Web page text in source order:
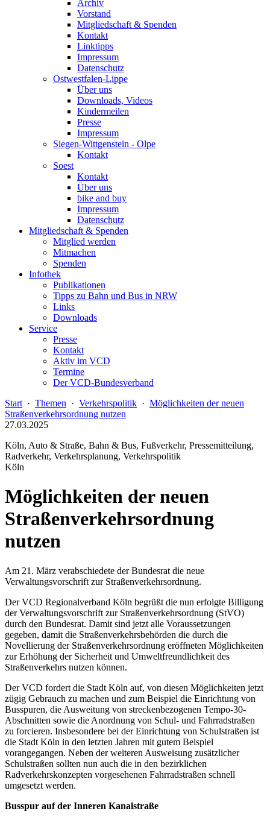
Archiv
Vorstand
Mitgliedschaft & Spenden
Kontakt
Linktipps
Impressum
Datenschutz
Ostwestfalen-Lippe
Über uns
Downloads, Videos
Kindermeilen
Presse
Impressum
Siegen-Wittgenstein - Olpe
Kontakt
Soest
Kontakt
Über uns
bike and buy
Impressum
Datenschutz
Mitgliedschaft & Spenden
Mitglied werden
Mitmachen
Spenden
Infothek
Publikationen
Tipps zu Bahn und Bus in NRW
Links
Downloads
Service
Presse
Kontakt
Aktiv im VCD
Termine
Der VCD-Bundesverband
Start · Themen · Verkehrspolitik · Möglichkeiten der neuen
Straßenverkehrsordnung nutzen
27.03.2025
Köln, Auto & Straße, Bahn & Bus, Fußverkehr, Pressemitteilung,
Radverkehr, Verkehrsplanung, Verkehrspolitik
Köln
Möglichkeiten der neuen
Straßenverkehrsordnung
nutzen
Am 21. März verabschiedete der Bundesrat die neue
Verwaltungsvorschrift zur Straßenverkehrsordnung.
Der VCD Regionalverband Köln begrüßt die nun erfolgte Billigung
der Verwaltungsvorschrift zur Straßenverkehrsordnung (StVO)
durch den Bundesrat. Damit sind jetzt alle Voraussetzungen
gegeben, damit die Straßenverkehrsbehörden die durch die
Novellierung der Straßenverkehrsordnung eröffneten Möglichkeiten
zur Erhöhung der Sicherheit und Umweltfreundlichkeit des
Straßenverkehrs nutzen können.
Der VCD fordert die Stadt Köln auf, von diesen Möglichkeiten jetzt
zügig Gebrauch zu machen und zum Beispiel die Einrichtung von
Busspuren, die Ausweitung von streckenbezogenen Tempo-30-
Abschnitten sowie die Anordnung von Schul- und Fahrradstraßen
zu forcieren. Insbesondere bei der Einrichtung von Schulstraßen ist
die Stadt Köln in den letzten Jahren mit gutem Beispiel
vorangegangen. Neben der weiteren Ausweisung zusätzlicher
Schulstraßen sollten nun auch die in den bezirklichen
Radverkehrskonzepten vorgesehenen Fahrradstraßen schnell
umgesetzt werden.
Busspur auf der Inneren Kanalstraße